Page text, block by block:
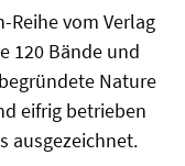
vom Verlag
120 Bände und
Nature
eifrig betrieben
ausgezeichnet.